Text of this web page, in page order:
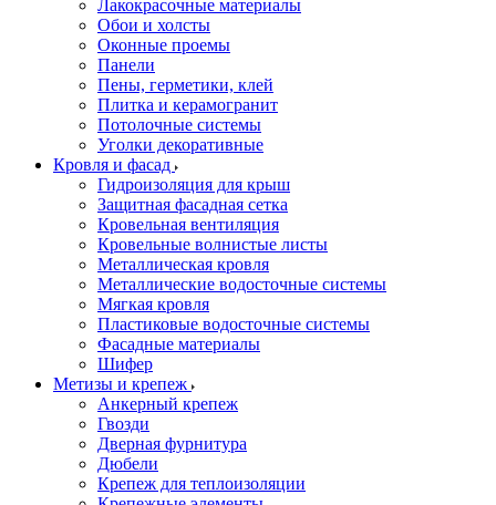
Лакокрасочные материалы
Обои и холсты
Оконные проемы
Панели
Пены, герметики, клей
Плитка и керамогранит
Потолочные системы
Уголки декоративные
Кровля и фасад
Гидроизоляция для крыш
Защитная фасадная сетка
Кровельная вентиляция
Кровельные волнистые листы
Металлическая кровля
Металлические водосточные системы
Мягкая кровля
Пластиковые водосточные системы
Фасадные материалы
Шифер
Метизы и крепеж
Анкерный крепеж
Гвозди
Дверная фурнитура
Дюбели
Крепеж для теплоизоляции